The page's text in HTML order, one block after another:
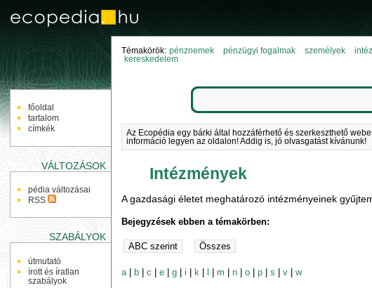
NAVIGÁCIÓ
főoldal
tartalom
címkék
VÁLTOZÁSOK
pédia változásai
RSS
SZABÁLYOK
útmutató
írott és íratlan
szabályok
Témakörök: pénznemek pénzügyi fogalmak személyek
kereskedelem
Az Ecopédia egy bárki által hozzáférhető és szerkeszthető
információ legyen az oldalon! Addig is, jó olvasgatást kívánunk!
Intézmények
A gazdasági életet meghatározó intézményeinek
Bejegyzések ebben a témakörben:
a |b |c |e |g |i |k |l |m |n |o |p |s |v |w